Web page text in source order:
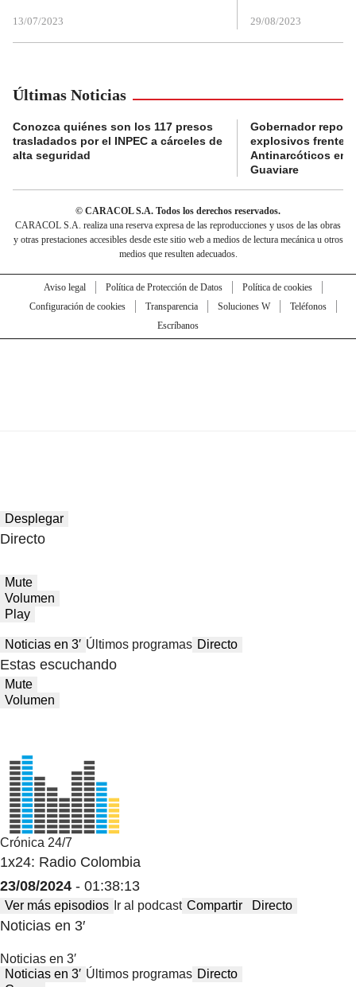
13/07/2023 29/08/2023
Últimas Noticias
Conozca quiénes son los 117 presos
trasladados por el INPEC a cárceles de
alta seguridad
Gobernador
explosivos frente a
Antinarcóticos en
Guaviare
© CARACOL S.A. Todos los derechos reservados.
CARACOL S.A. realiza una reserva expresa de las reproducciones y usos de las obras
y otras prestaciones accesibles desde este sitio web a medios de lectura mecánica u otros
medios que resulten adecuados.
Aviso legal Política de Protección de Datos
Política de cookies
Configuración de cookies
Transparencia Soluciones W
Teléfonos
Escríbanos
Desplegar
Directo
Mute
Volumen
Play
Noticias en 3′ Últimos programas Directo
Estas escuchando
Mute
Volumen
Crónica 24/7
1x24: Radio Colombia
23/08/2024 - 01:38:13
Ver más episodios Ir al podcast Compartir Directo
Noticias en 3′
Noticias en 3′
Noticias en 3′ Últimos programas Directo